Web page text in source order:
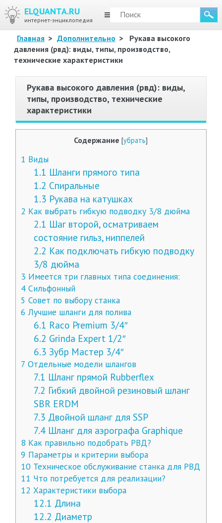
ELQUANTA.RU
интернет-энциклопедия
МЕНЮ
Главная > Дополнительно >
Рукава высокого
давления (рвд): виды, типы, производство,
технические характеристики
Рукава высокого давления (рвд): виды,
типы, производство, технические
характеристики
Содержание [убрать]
1 Виды
1.1 Шланги прямого типа
1.2 Спиральные
1.3 Рукава на катушках
2 Как выбрать гибкую подводку 3/8 дюйма
2.1 Шаг второй, осматриваем
состояние гильз, ниппелей
2.2 Как подключать гибкую подводку
3/8 дюйма
3 Имеется три главных типа соединения:
4Сильфонный
5 Совет по выбору станка
6 Лучшие шланги для полива
6.1 Raco Premium 3/4″
6.2 Grinda Expert 1/2″
6.3 Зубр Мастер 3/4″
7 Отдельные модели шлангов
7.1 Шланг прямой Rubberflex
7.2 Гибкий двойной резиновый шланг
SBR ERDM
7.3 Двойной шланг для SSP
7.4 Шланг для аэрографа Graphique
8 Как правильно подобрать РВД?
9 Параметры и критерии выбора
10Техническое обслуживание станка для РВД
11 Что потребуется для реализации?
12 Характеристики выбора
12.1 Длина
12.2 Диаметр